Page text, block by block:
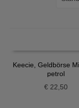
Keecie, Geldbörse
petrol
€22,50